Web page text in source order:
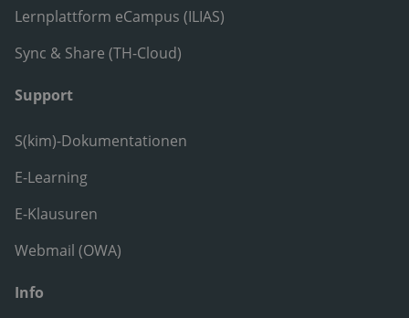
Lernplattform eCampus (ILIAS)
Sync & Share (TH-Cloud)
Support
S(kim)-Dokumentationen
E-Learning
E-Klausuren
Webmail (OWA)
Info